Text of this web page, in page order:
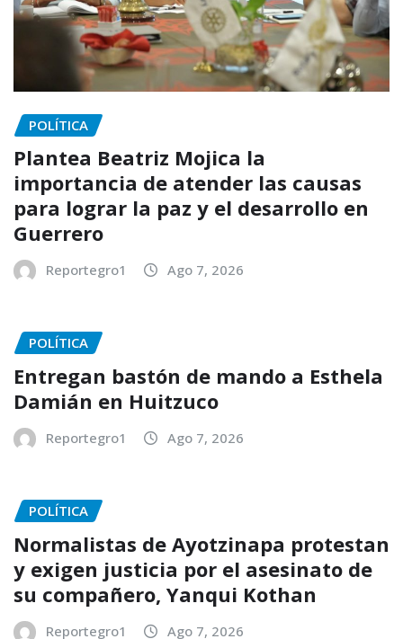
POLÍTICA
Plantea Beatriz Mojica la
importancia de atender las causas
para lograr la paz y el desarrollo en
Guerrero
Reportegro1 Ago 7, 2026
POLÍTICA
Entregan bastón de mando a Esthela
Damián en Huitzuco
Reportegro1 Ago 7, 2026
POLÍTICA
Normalistas de Ayotzinapa protestan
y exigen justicia por el asesinato de
su compañero, Yanqui Kothan
Reportegro1 Ago 7, 2026